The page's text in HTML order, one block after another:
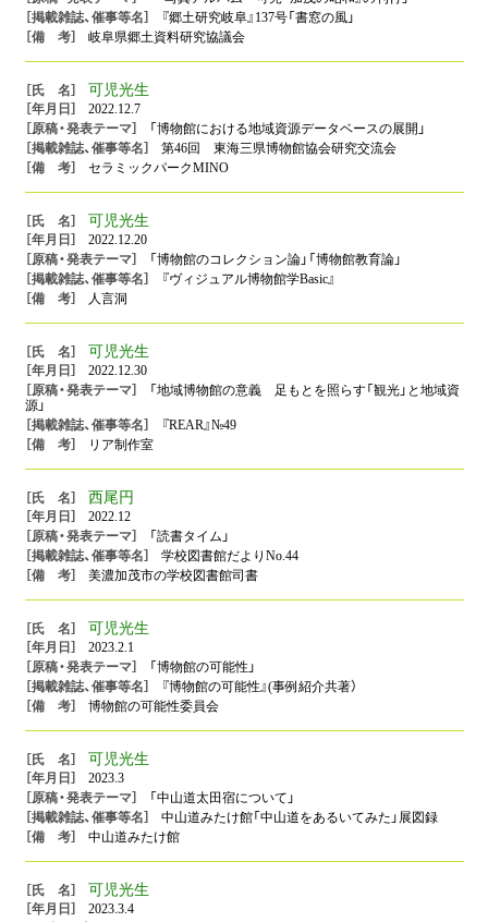
『郷土研究岐阜』137号「書窓の風」
岐阜県郷土資料研究協議会
可児光生
2022.12.7
「博物館における地域資源データベースの展開」
第46回 東海三県博物館協会研究交流会
セラミックパークMINO
可児光生
2022.12.20
「博物館のコレクション論」「博物館教育論」
『ヴィジュアル博物館学Basic』
人言洞
可児光生
2022.12.30
「地域博物館の意義 足もとを照らす「観光」と地域資
源」
『REAR』№49
リア制作室
西尾円
2022.12
「読書タイム」
学校図書館だよりNo.44
美濃加茂市の学校図書館司書
可児光生
2023.2.1
「博物館の可能性」
『博物館の可能性』(事例紹介共著）
博物館の可能性委員会
可児光生
2023.3
「中山道太田宿について」
中山道みたけ館「中山道をあるいてみた」展図録
中山道みたけ館
可児光生
2023.3.4